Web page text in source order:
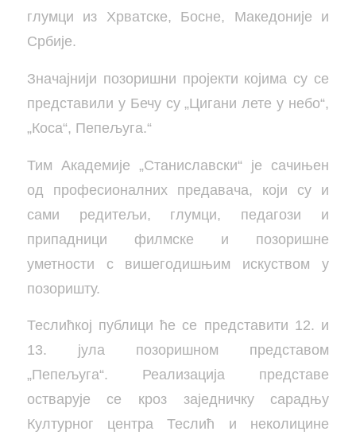
глумци из Хрватске, Босне, Македоније и
Србије.
Значајнији позоришни пројекти којима су се
представили у Бечу су „Цигани лете у небо“,
„Коса“, Пепељуга.“
Тим Академије „Станиславски“ је сачињен
од професионалних предавача, који су и
сами редитељи, глумци, педагози и
припадници филмске и позоришне
уметности с вишегодишњим искуством у
позоришту.
Теслићкој публици ће се представити 12. и
13. јула позоришном представом
„Пепељуга“. Реализација представе
остварује се кроз заједничку сарадњу
Културног центра Теслић и неколицине